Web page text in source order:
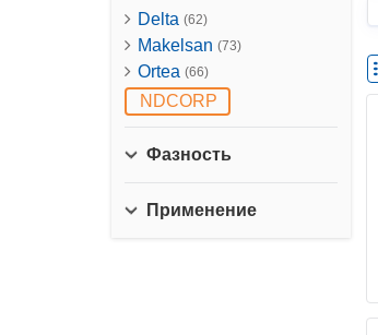
Delta (62)
Makelsan (73)
Ortea (66)
NDCORP
Фазность
Применение